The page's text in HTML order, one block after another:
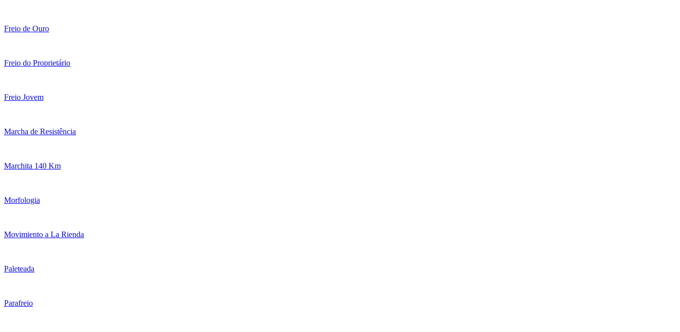
Freio de Ouro
Freio do Proprietário
Freio Jovem
Marcha de Resistência
Marchita 140 Km
Morfologia
Movimiento a La Rienda
Paleteada
Parafreio